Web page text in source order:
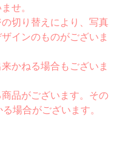
せ。
切り替えにより、写真
インのものがございま
かねる場合もございま
品がございます。その
場合がございます。